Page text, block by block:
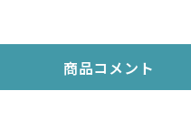
商品コメント